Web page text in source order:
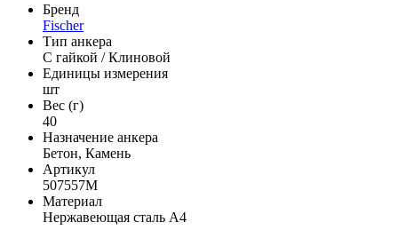
Бренд
Fischer
Тип анкера
С гайкой / Клиновой
Единицы измерения
шт
Вес (г)
40
Назначение анкера
Бетон, Камень
Артикул
507557M
Материал
Нержавеющая сталь А4